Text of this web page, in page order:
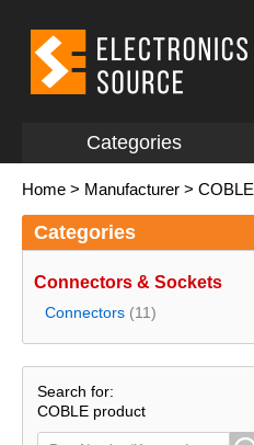
Categories
Home > Manufacturer > COBLE
Categories
Connectors & Sockets
Connectors (11)
Search for:
COBLE product